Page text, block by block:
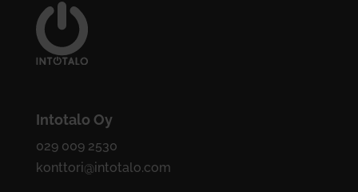
Intotalo Oy
029 009 2530
konttori@intotalo.com